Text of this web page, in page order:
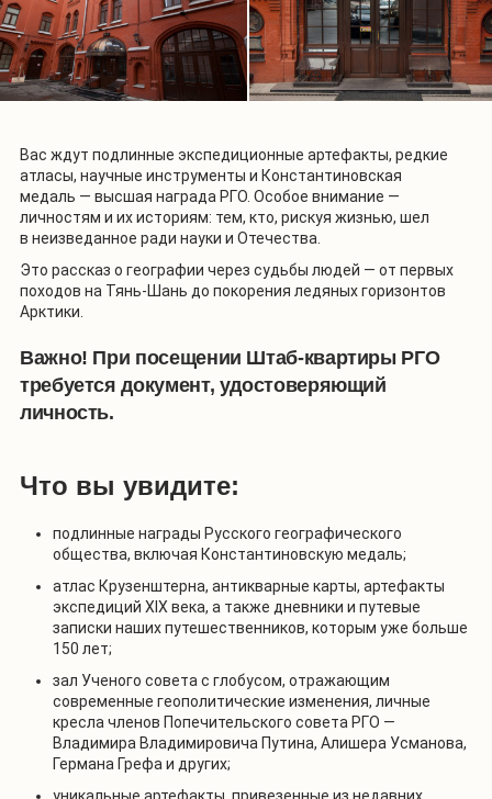
Вас ждут подлинные экспедиционные артефакты, редкие
атласы, научные инструменты и Константиновская
медаль — высшая награда РГО. Особое внимание —
личностям и их историям: тем, кто, рискуя жизнью, шел
в неизведанное ради науки и Отечества.
Это рассказ о географии через судьбы людей — от первых
походов на Тянь-Шань до покорения ледяных горизонтов
Арктики.
Важно! При посещении Штаб-квартиры РГО
требуется документ, удостоверяющий
личность.
Что вы увидите:
подлинные награды Русского географического
общества, включая Константиновскую медаль;
атлас Крузенштерна, антикварные карты, артефакты
экспедиций XIX века, а также дневники и путевые
записки наших путешественников, которым уже больше
150 лет;
зал Ученого совета с глобусом, отражающим
современные геополитические изменения, личные
кресла членов Попечительского совета РГО —
Владимира Владимировича Путина, Алишера Усманова,
Германа Грефа и других;
уникальные артефакты, привезенные из недавних